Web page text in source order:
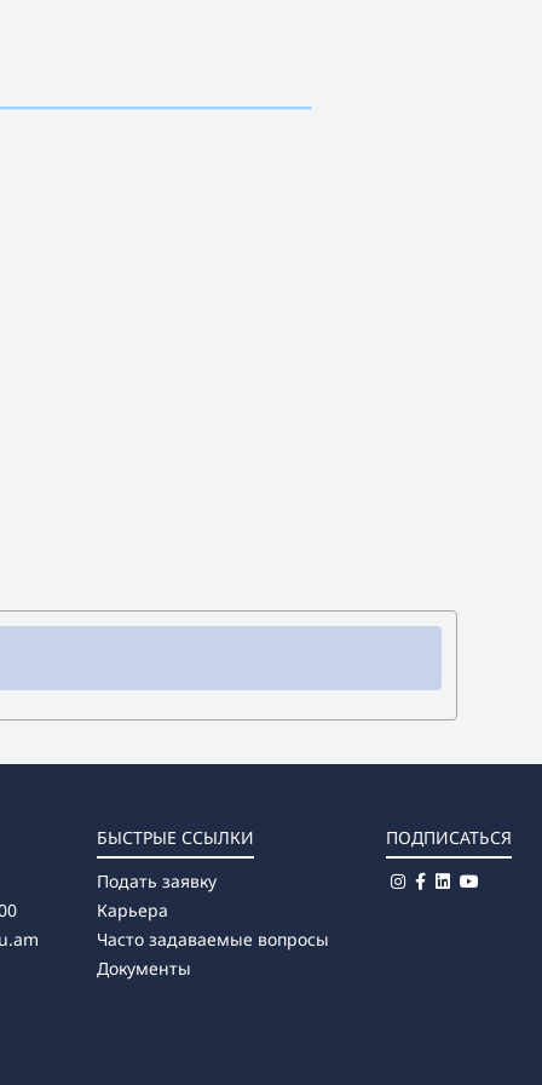
—————————
БЫСТРЫЕ ССЫЛКИ
Подать заявку
Карьера
Часто задаваемые вопросы
Документы
ПОДПИСАТЬСЯ